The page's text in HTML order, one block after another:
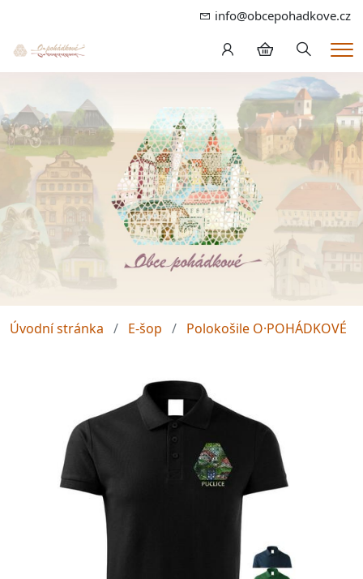
info@obcepohadkove.cz
Hledání
Úvodní stránka E-šop Polokošile O·POHÁDKOVÉ